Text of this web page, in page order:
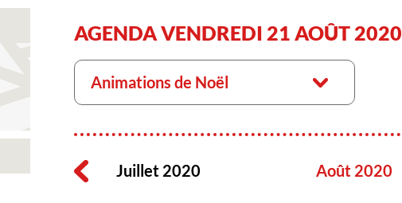
AGENDA VENDREDI 21 AOÛT 2020
Animations de Noël
Juillet 2020 Août 2020